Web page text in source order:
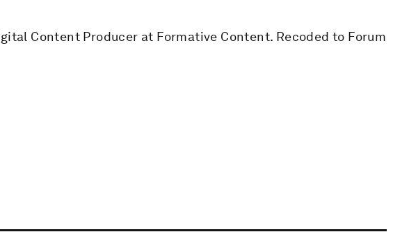
Content Producer at Formative Content. Recoded to Forum